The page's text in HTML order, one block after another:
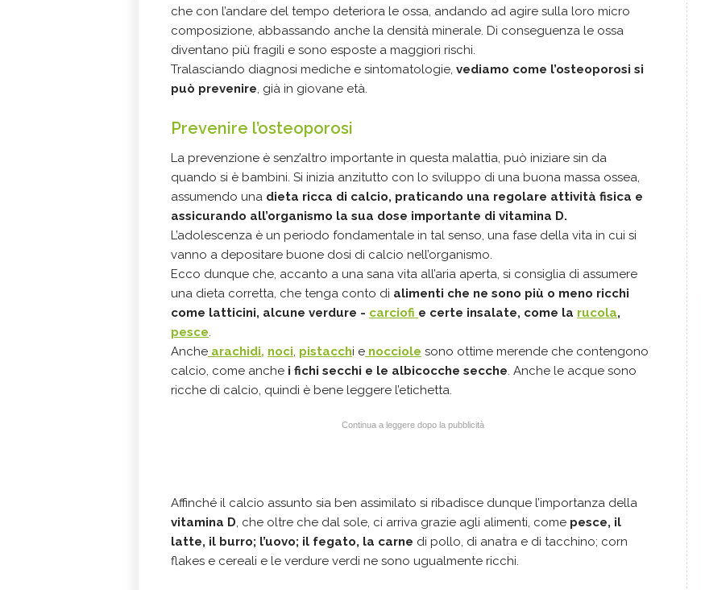
che con l’andare del tempo deteriora le ossa, andando ad agire sulla loro micro
composizione, abbassando anche la densità minerale. Di conseguenza le ossa
diventano più fragili e sono esposte a maggiori rischi.
Tralasciando diagnosi mediche e sintomatologie, vediamo come l’osteoporosi si
può prevenire, già in giovane età.
Prevenire l’osteoporosi
La prevenzione è senz’altro importante in questa malattia, può iniziare sin da
quando si è bambini. Si inizia anzitutto con lo sviluppo di una buona massa ossea,
assumendo una dieta ricca di calcio, praticando una regolare attività fisica e
assicurando all’organismo la sua dose importante di vitamina D.
L’adolescenza è un periodo fondamentale in tal senso, una fase della vita in cui si
vanno a depositare buone dosi di calcio nell’organismo.
Ecco dunque che, accanto a una sana vita all’aria aperta, si consiglia di assumere
una dieta corretta, che tenga conto di alimenti che ne sono più o meno ricchi
come latticini, alcune verdure - carciofi e certe insalate, come la rucola,
pesce.
Anche arachidi, noci, pistacchi e nocciole sono ottime merende che contengono
calcio, come anche i fichi secchi e le albicocche secche. Anche le acque sono
ricche di calcio, quindi è bene leggere l’etichetta.
Continua a leggere dopo la pubblicità
Affinché il calcio assunto sia ben assimilato si ribadisce dunque l’importanza della
vitamina D, che oltre che dal sole, ci arriva grazie agli alimenti, come pesce, il
latte, il burro; l’uovo; il fegato, la carne di pollo, di anatra e di tacchino; corn
flakes e cereali e le verdure verdi ne sono ugualmente ricchi.